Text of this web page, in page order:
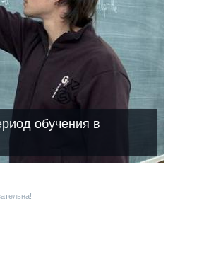
обучения в